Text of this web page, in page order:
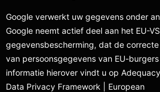
Google verwerkt uw gegevens onder
Google neemt actief deel aan het EU-
gegevensbescherming, dat de
van persoonsgegevens van EU-
informatie hierover vindt u op
Data Privacy Framework | European